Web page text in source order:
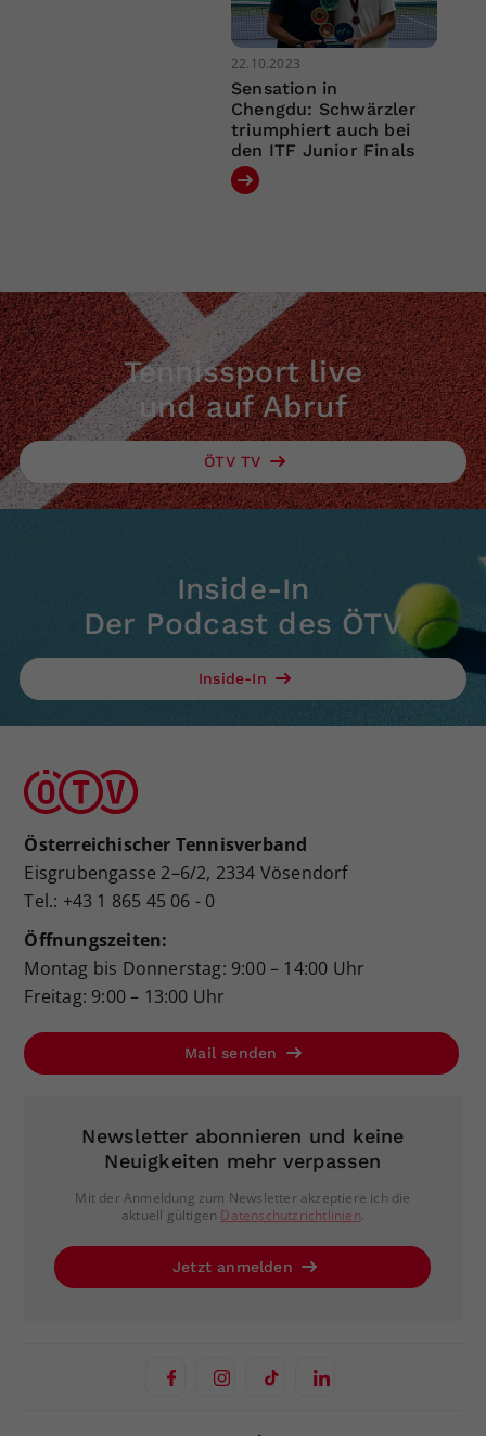
22.10.2023
Sensation in
Chengdu: Schwärzler
triumphiert auch bei
den ITF Junior Finals
Tennissport live
und auf Abruf
ÖTV TV
Inside-In
Der Podcast des ÖTV
Inside-In
Österreichischer Tennisverband
Eisgrubengasse 2–6/2, 2334 Vösendorf
Tel.: +43 1 865 45 06 - 0
Öffnungszeiten:
Montag bis Donnerstag: 9:00 – 14:00 Uhr
Freitag: 9:00 – 13:00 Uhr
Mail senden
Newsletter abonnieren und keine
Neuigkeiten mehr verpassen
Mit der Anmeldung zum Newsletter akzeptiere ich die
aktuell gültigen Datenschutzrichtlinien.
Jetzt anmelden